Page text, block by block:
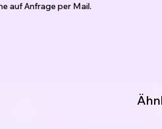
auf Anfrage per Mail.